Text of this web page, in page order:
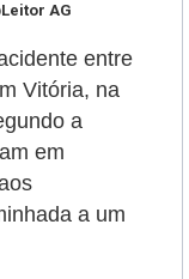
Leitor AG
entre
Vitória, na
a
em
a um